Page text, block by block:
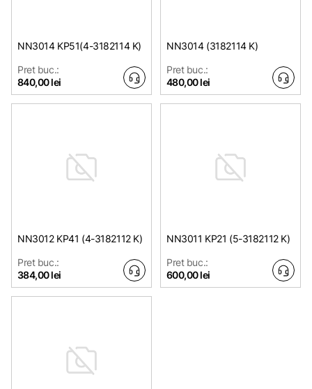
NN3014 KP51(4-3182114 K)
Pret buc.:
840,00 lei
NN3014 (3182114 K)
Pret buc.:
480,00 lei
NN3012 KP41 (4-3182112 K)
Pret buc.:
384,00 lei
NN3011 KP21 (5-3182112 K)
Pret buc.:
600,00 lei